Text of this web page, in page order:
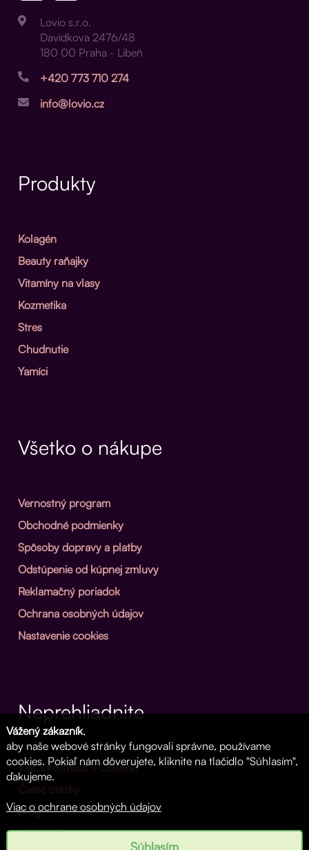
Lovio s.r.o.
Davídkova 2476/48
180 00 Praha - Libeň
+420 773 710 274
info@lovio.cz
Produkty
Kolagén
Beauty raňajky
Vitamíny na vlasy
Kozmetika
Stres
Chudnutie
Yamíci
Všetko o nákupe
Vernostný program
Obchodné podmienky
Spôsoby dopravy a platby
Odstúpenie od kúpnej zmluvy
Reklamačný poriadok
Ochrana osobných údajov
Nastavenie cookies
Neprehliadnite
Viac informácií o Collavio
Blog
LOVIO.CZ - česká verze
Vážený zákazník,
aby naše webové stránky fungovali správne, používame
cookies. Pokiaľ nám dôverujete, kliknite na tlačidlo "Súhlasím",
ďakujeme.
Viac o ochrane osobných údajov
Súhlasím